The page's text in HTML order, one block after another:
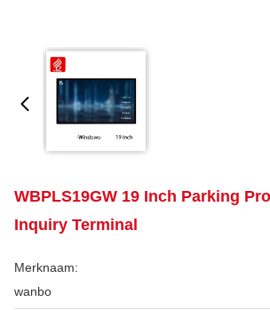
WBPLS19GW 19 Inch Parking
Inquiry Terminal
Merknaam:
wanbo